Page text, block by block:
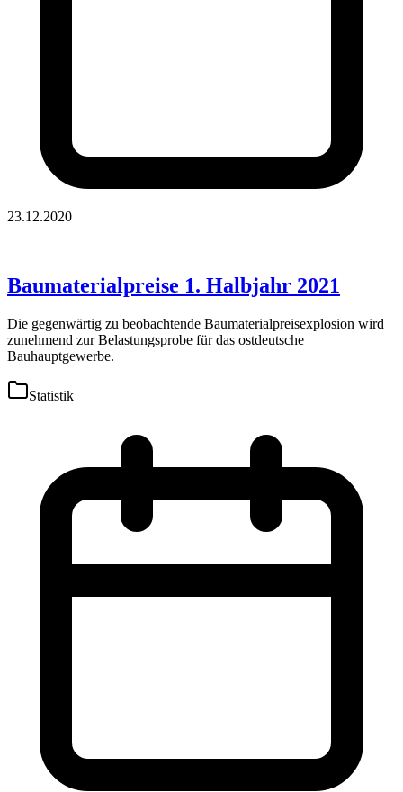
23.12.2020
Baumaterialpreise 1. Halbjahr 2021
Die gegenwärtig zu beobachtende Baumaterialpreisexplosion wird
zunehmend zur Belastungsprobe für das ostdeutsche
Bauhauptgewerbe.
Statistik